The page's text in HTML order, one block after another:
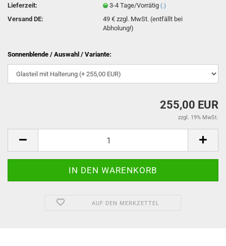
Lieferzeit:
3-4 Tage/Vorrätig(.)
Versand DE:
49 € zzgl. MwSt. (entfällt bei
Abholung!)
Sonnenblende / Auswahl / Variante:
255,00 EUR
zzgl. 19% MwSt.
AUF DEN MERKZETTEL